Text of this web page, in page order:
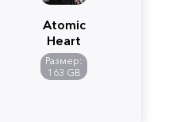
Atomic
Heart
Размер:
163 GB